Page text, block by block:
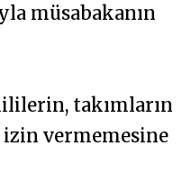
müsabakanın
takımların
izin vermemesine